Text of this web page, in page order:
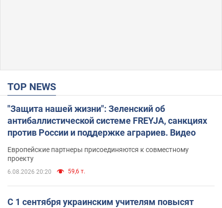
TOP NEWS
"Защита нашей жизни": Зеленский об
антибаллистической системе FREYJA, санкциях
против России и поддержке аграриев. Видео
Европейские партнеры присоединяются к совместному
проекту
6.08.2026 20:20 59,6 т.
С 1 сентября украинским учителям повысят